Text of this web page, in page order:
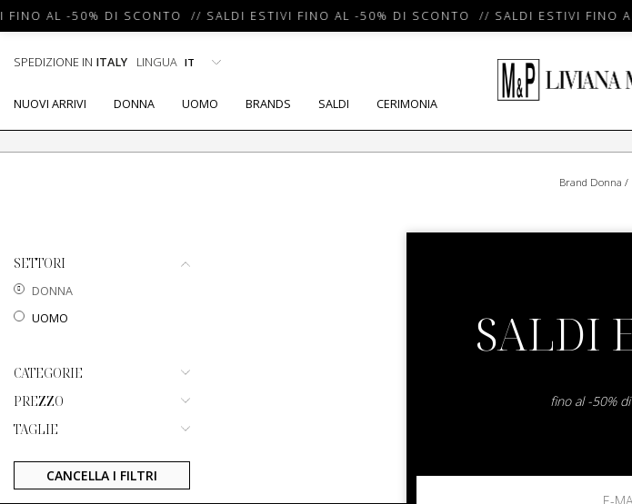
FINO AL -50% DI SCONTO // SALDI ESTIVI FINO AL -50% DI SCONTO // SALDI ESTIVI
SPEDIZIONE IN ITALY LINGUA
NUOVI ARRIVI DONNA UOMO BRANDS SALDI CERIMONIA
Brand Donna /
SETTORI
DONNA
UOMO
CATEGORIE
PREZZO
TAGLIE
CANCELLA I FILTRI
SALDI
fino al -50%